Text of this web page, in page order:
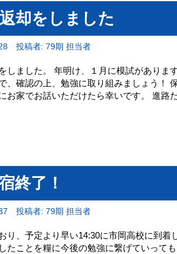
却をしました
投稿者: 79期 担当者
しました。 年明け、１月に模試がありま
、確認の上、勉強に取り組みましょう！
お家でお話いただけたら幸いです。 進路
終了！
投稿者: 79期 担当者
り、予定より早い14:30に市岡高校に到着
たことを糧に今後の勉強に繋げていっても